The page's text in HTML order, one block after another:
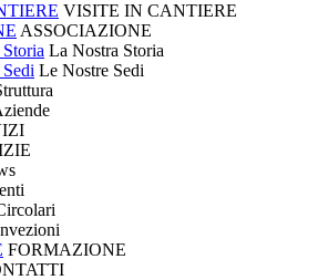
VISITE IN CANTIERE
ASSOCIAZIONE
La Nostra Storia
Le Nostre Sedi
FORMAZIONE